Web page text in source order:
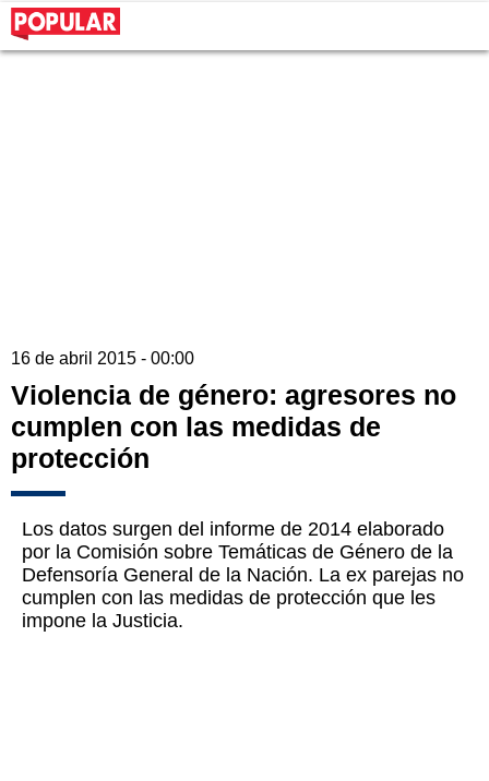
16 de abril 2015 - 00:00
Violencia de género: agresores no
cumplen con las medidas de
protección
Los datos surgen del informe de 2014 elaborado
por la Comisión sobre Temáticas de Género de la
Defensoría General de la Nación. La ex parejas no
cumplen con las medidas de protección que les
impone la Justicia.